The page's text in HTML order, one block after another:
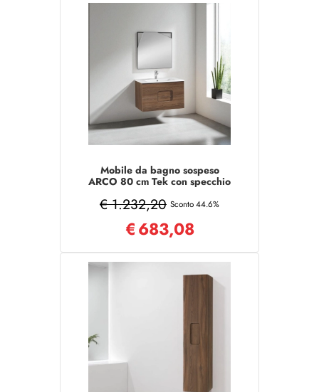
Mobile da bagno sospeso
ARCO 80 cm Tek con specchio
€ 1.232,20 Sconto 44.6%
€683,08